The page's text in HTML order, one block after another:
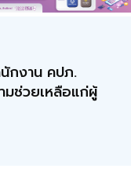
กงาน คปภ.
มช่วยเหลือแก่ผู้